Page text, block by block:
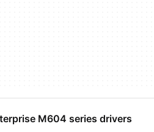
M604 series drivers